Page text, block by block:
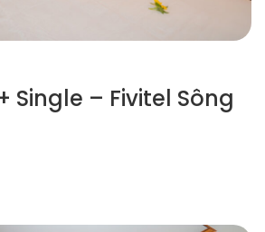
Single – Fivitel Sông